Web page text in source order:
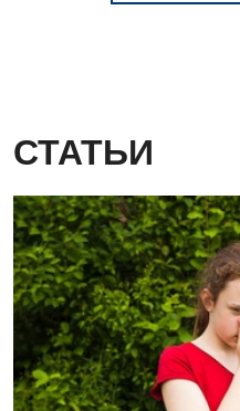
Детская
Детская неврология
Детская ортопедия и
Детская
Детская офтальмология
СТАТЬИ